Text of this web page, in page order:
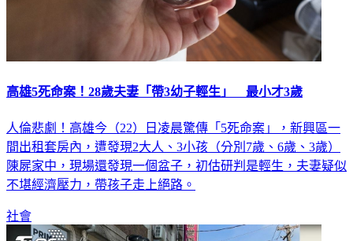
高雄5死命案！28歲夫妻「帶3幼子輕生」 最小才3歲
人倫悲劇！高雄今（22）日凌晨驚傳「5死命案」，新興區一
間出租套房內，遭發現2大人、3小孩（分別7歲、6歲、3歲）
陳屍家中，現場還發現一個盆子，初估研判是輕生，夫妻疑似
不堪經濟壓力，帶孩子走上絕路。
社會